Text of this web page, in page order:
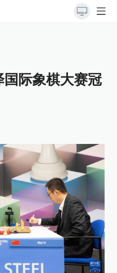
际象棋大赛冠